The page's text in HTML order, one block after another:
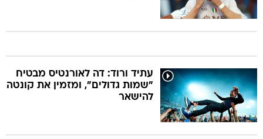
עתיד ורוד: דה לאורנטיס מבטיח
"שמות גדולים", ומזמין את קונטה
להישאר